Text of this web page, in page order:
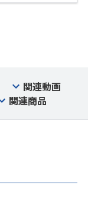
関連動画
関連商品